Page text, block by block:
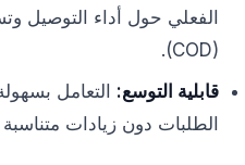
الفعلي حول أداء التوصيل
(COD).
قابلية التوسع: التعامل
الطلبات دون زيادات